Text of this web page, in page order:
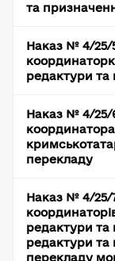
та
Наказ № 4/25/
редактури та
Наказ № 4/25/
координатора
перекладу
Наказ № 4/25/
редактури та
редактури та
перекладу